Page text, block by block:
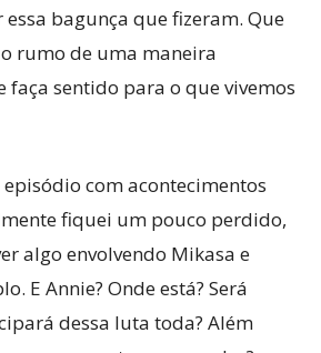
bagunça que fizeram. Que
rumo de uma maneira
faça sentido para o que vivemos
com acontecimentos
fiquei um pouco perdido,
algo envolvendo Mikasa e
E Annie? Onde está? Será
dessa luta toda? Além